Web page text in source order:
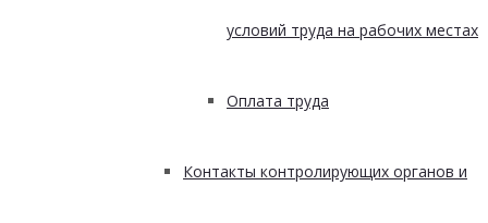
условий труда на рабочих местах
Оплата труда
Контакты контролирующих органов и